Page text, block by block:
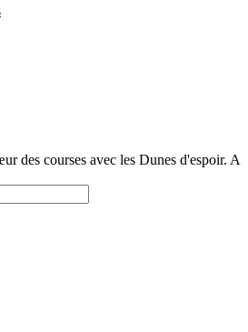
des courses avec les Dunes d'espoir. A